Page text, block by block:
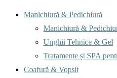
Menu
Manichiură & Pedichiură
Manichiură &
Unghii Tehnice & Gel
Tratamente și SPA
Coafură & Vopsit